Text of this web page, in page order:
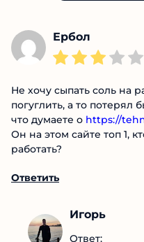
Ербол
Не хочу сыпать соль на
погуглить, а то потерял
что думаете о https://
Он на этом сайте топ 1,
работать?
Ответить
Игорь
Ответ: